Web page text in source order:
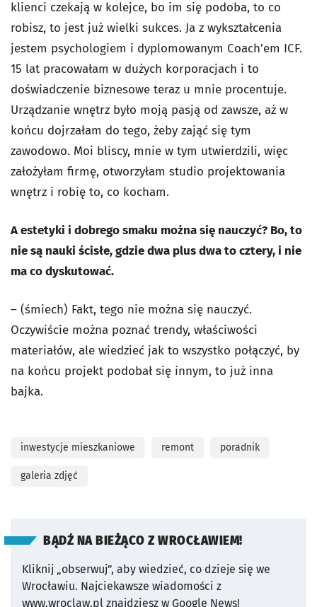
klienci czekają w kolejce, bo im się podoba, to co
robisz, to jest już wielki sukces. Ja z wykształcenia
jestem psychologiem i dyplomowanym Coach’em ICF.
15 lat pracowałam w dużych korporacjach i to
doświadczenie biznesowe teraz u mnie procentuje.
Urządzanie wnętrz było moją pasją od zawsze, aż w
końcu dojrzałam do tego, żeby zająć się tym
zawodowo. Moi bliscy, mnie w tym utwierdzili, więc
założyłam firmę, otworzyłam studio projektowania
wnętrz i robię to, co kocham.
A estetyki i dobrego smaku można się nauczyć? Bo, to
nie są nauki ścisłe, gdzie dwa plus dwa to cztery, i nie
ma co dyskutować.
– (śmiech) Fakt, tego nie można się nauczyć.
Oczywiście można poznać trendy, właściwości
materiałów, ale wiedzieć jak to wszystko połączyć, by
na końcu projekt podobał się innym, to już inna
bajka.
inwestycje mieszkaniowe remont poradnik
galeria zdjęć
BĄDŹ NA BIEŻĄCO Z WROCŁAWIEM!
Kliknij „obserwuj”, aby wiedzieć, co dzieje się we
Wrocławiu. Najciekawsze wiadomości z
www.wroclaw.pl znajdziesz w Google News!